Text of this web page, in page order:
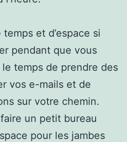
et d’espace si
pendant que vous
temps de prendre des
vos e-mails et de
sur votre chemin.
un petit bureau
pour les jambes